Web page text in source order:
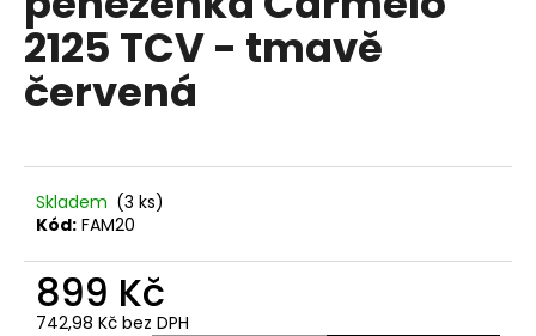
5
hvězdiček.
2125 TCV - tmavě
červená
Skladem (3 ks)
Kód: FAM20
899 Kč
742,98 Kč bez DPH
D
o
p
o